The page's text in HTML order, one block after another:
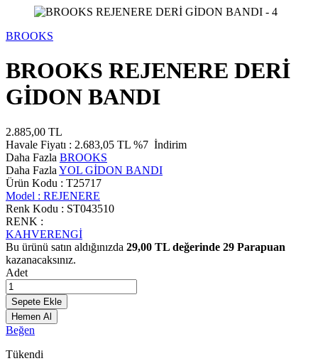
BROOKS
BROOKS REJENERE DERİ
GİDON BANDI
2.885,00 TL
Havale Fiyatı : 2.683,05 TL %7 İndirim
Daha Fazla BROOKS
Daha Fazla YOL GİDON BANDI
Ürün Kodu : T25717
Model : REJENERE
Renk Kodu : ST043510
RENK :
KAHVERENGİ
Bu ürünü satın aldığınızda 29,00 TL değerinde 29 Parapuan
kazanacaksınız.
Adet
Sepete Ekle
Hemen Al
Beğen
Tükendi